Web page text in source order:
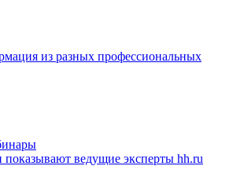
из разных профессиональных
показывают ведущие эксперты hh.ru